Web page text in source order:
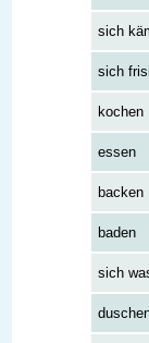
sich
sich
kochen
essen
backen
baden
sich